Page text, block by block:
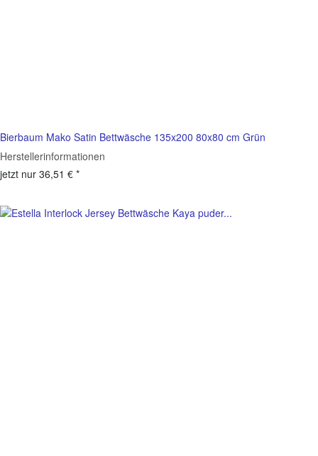
Bierbaum Mako Satin Bettwäsche 135x200 80x80 cm Grün
Herstellerinformationen
jetzt nur 36,51 € *